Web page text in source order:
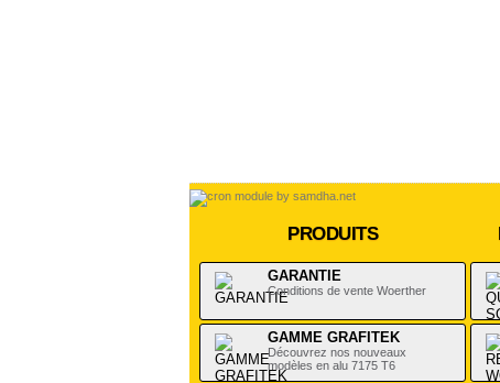
PRODUITS
GARANTIE
Conditions de vente Woerther
GAMME GRAFITEK
Découvrez nos nouveaux
modèles en alu 7175 T6